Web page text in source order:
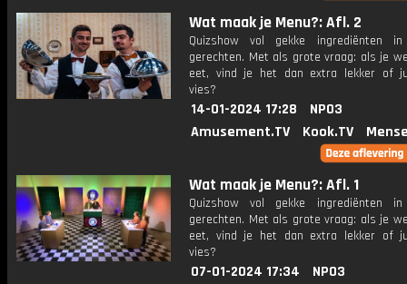
Wat maak je Menu?: Afl. 2
Quizshow vol gekke ingrediënten in
gerechten. Met als grote vraag: als je
eet, vind je het dan extra lekker of
vies?
14-01-2024 17:28
NPO3
Amusement.TV
Kook.TV
Wat maak je Menu?: Afl. 1
Quizshow vol gekke ingrediënten in
gerechten. Met als grote vraag: als je
eet, vind je het dan extra lekker of
vies?
07-01-2024 17:34
NPO3